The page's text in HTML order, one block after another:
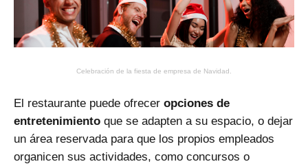
Celebración de la fiesta de empresa de Navidad.
El restaurante puede ofrecer opciones de
entretenimiento que se adapten a su espacio, o dejar
un área reservada para que los propios empleados
organicen sus actividades, como concursos o